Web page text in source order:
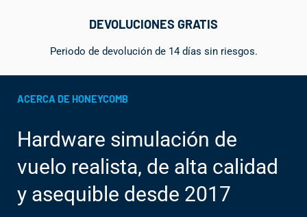
DEVOLUCIONES GRATIS
Periodo de devolución de 14 días sin riesgos.
ACERCA DE HONEYCOMB
Hardware simulación de
vuelo realista, de alta calidad
y asequible desde 2017